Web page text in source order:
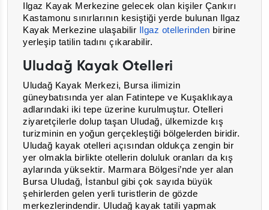
Ilgaz Kayak Merkezine gelecek olan kişiler Çankırı
Kastamonu sınırlarının kesiştiği yerde bulunan Ilgaz
Kayak Merkezine ulaşabilir
Ilgaz otellerinden birine
yerleşip tatilin tadını çıkarabilir.
Uludağ Kayak Otelleri
Uludağ Kayak Merkezi, Bursa ilimizin
güneybatısında yer alan Fatintepe ve Kuşaklıkaya
adlarındaki iki tepe üzerine kurulmuştur. Otelleri
ziyaretçilerle dolup taşan Uludağ, ülkemizde kış
turizminin en yoğun gerçekleştiği bölgelerden biridir.
Uludağ kayak otelleri açısından oldukça zengin bir
yer olmakla birlikte otellerin doluluk oranları da kış
aylarında yüksektir. Marmara Bölgesi’nde yer alan
Bursa Uludağ, İstanbul gibi çok sayıda büyük
şehirlerden gelen yerli turistlerin de gözde
merkezlerindendir. Uludağ kayak tatili yapmak